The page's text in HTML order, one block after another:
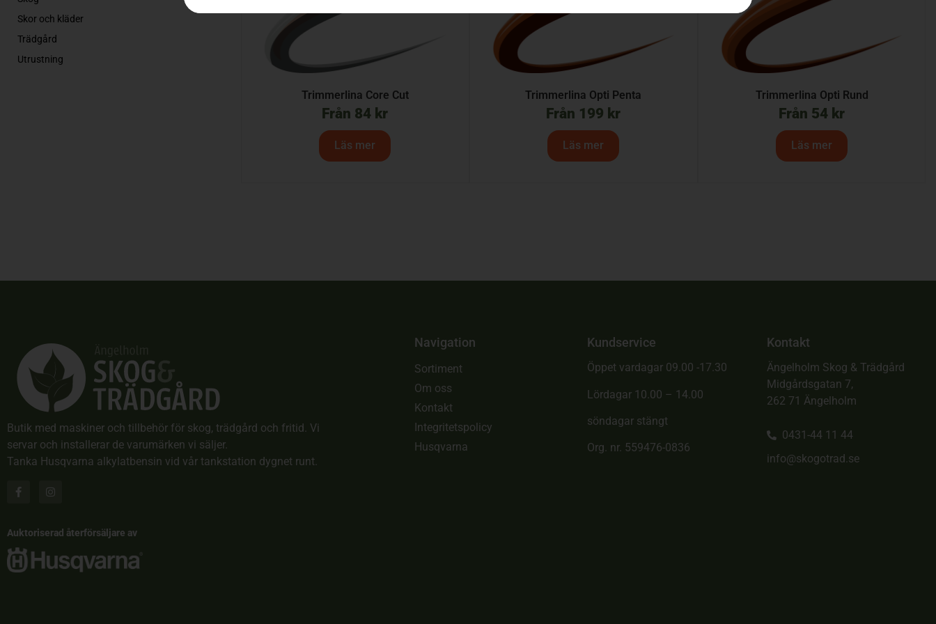
Skor och kläder
Trädgård
Utrustning
Trimmerlina Core Cut
Från 84 kr
Läs mer
Trimmerlina Opti Penta
Från 199 kr
Läs mer
Trimmerlina Opti Rund
Från 54 kr
Läs mer
Butik med maskiner och tillbehör för skog, trädgård och fritid. Vi
servar och installerar de varumärken vi säljer.
Tanka Husqvarna alkylatbensin vid vår tankstation dygnet runt.
Auktoriserad återförsäljare av
Navigation
Sortiment
Om oss
Kontakt
Integritetspolicy
Husqvarna
Kundservice
Öppet vardagar 09.00 -17.30
Lördagar 10.00 – 14.00
söndagar stängt
Org. nr. 559476-0836
Kontakt
Ängelholm Skog & Trädgård
Midgårdsgatan 7,
262 71 Ängelholm
0431-44 11 44
info@skogotrad.se